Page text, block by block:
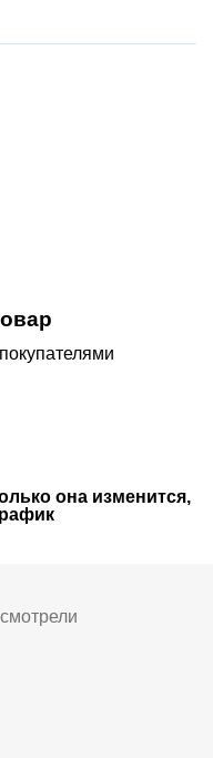
она изменится,